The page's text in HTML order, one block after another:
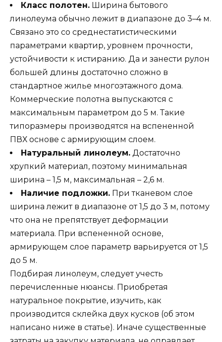
Класс полотен. Ширина бытового
линолеума обычно лежит в диапазоне до 3–4 м.
Связано это со среднестатистическими
параметрами квартир, уровнем прочности,
устойчивости к истиранию. Да и занести рулон
большей длины достаточно сложно в
стандартное жилье многоэтажного дома.
Коммерческие полотна выпускаются с
максимальным параметром до 5 м. Такие
типоразмеры производятся на вспененной
ПВХ основе с армирующим слоем.
Натуральный линолеум. Достаточно
хрупкий материал, поэтому минимальная
ширина – 1,5 м, максимальная – 2,6 м.
Наличие подложки. При тканевом слое
ширина лежит в диапазоне от 1,5 до 3 м, потому
что она не препятствует деформации
материала. При вспененной основе,
армирующем слое параметр варьируется от 1,5
до 5 м.
Подбирая линолеум, следует учесть
перечисленные нюансы. Приобретая
натуральное покрытие, изучить, как
производится склейка двух кусков (об этом
написано ниже в статье). Иначе существенные